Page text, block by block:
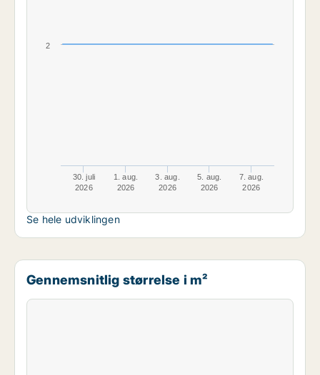
30. juli
2026
1. aug.
2026
3. aug.
2026
5. aug.
2026
7. aug.
2026
2
Se hele udviklingen
Gennemsnitlig størrelse i m²